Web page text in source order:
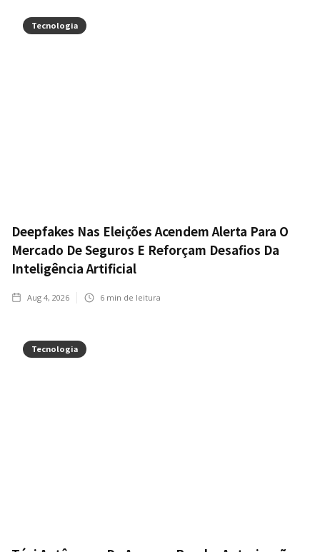
Tecnologia
Deepfakes Nas Eleições Acendem Alerta Para O
Mercado De Seguros E Reforçam Desafios Da
Inteligência Artificial
Aug 4, 2026 6 min de leitura
Tecnologia